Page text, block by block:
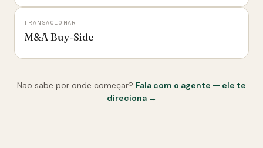
TRANSACIONAR
M&A Buy-Side
Não sabe por onde começar? Fala com o agente — ele te
direciona →